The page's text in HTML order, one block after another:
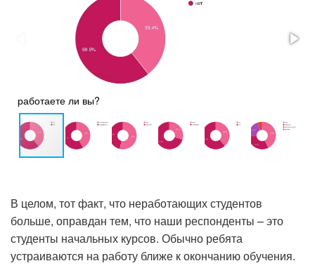
работаете ли вы?
В целом, тот факт, что неработающих студентов
больше, оправдан тем, что наши респонденты – это
студенты начальных курсов. Обычно ребята
устраиваются на работу ближе к окончанию обучения.